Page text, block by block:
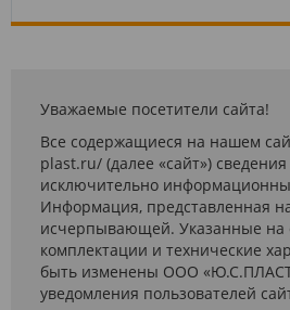
Уважаемые посетители сайта!
Все содержащиеся на нашем
plast.ru/ (далее «сайт») сведения
исключительно
Информация, представленная
исчерпывающей. Указанные на
комплектации и технические
быть изменены ООО
уведомления пользователей